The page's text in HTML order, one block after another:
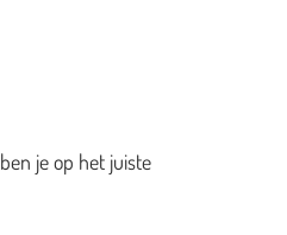
je op het juiste